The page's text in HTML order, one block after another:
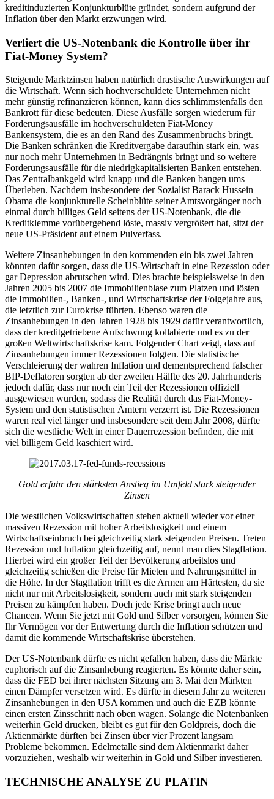
kreditinduzierten Konjunkturblüte gründet, sondern aufgrund der
Inflation über den Markt erzwungen wird.
Verliert die US-Notenbank die Kontrolle über ihr
Fiat-Money System?
Steigende Marktzinsen haben natürlich drastische Auswirkungen auf
die Wirtschaft. Wenn sich hochverschuldete Unternehmen nicht
mehr günstig refinanzieren können, kann dies schlimmstenfalls den
Bankrott für diese bedeuten. Diese Ausfälle sorgen wiederum für
Forderungsausfälle im hochverschuldeten Fiat-Money
Bankensystem, die es an den Rand des Zusammenbruchs bringt.
Die Banken schränken die Kreditvergabe daraufhin stark ein, was
nur noch mehr Unternehmen in Bedrängnis bringt und so weitere
Forderungsausfälle für die niedrigkapitalisierten Banken entstehen.
Das Zentralbankgeld wird knapp und die Banken bangen ums
Überleben. Nachdem insbesondere der Sozialist Barack Hussein
Obama die konjunkturelle Scheinblüte seiner Amtsvorgänger noch
einmal durch billiges Geld seitens der US-Notenbank, die die
Kreditklemme vorübergehend löste, massiv vergrößert hat, sitzt der
neue US-Präsident auf einem Pulverfass.
Weitere Zinsanhebungen in den kommenden ein bis zwei Jahren
könnten dafür sorgen, dass die US-Wirtschaft in eine Rezession oder
gar Depression abrutschen wird. Dies brachte beispielsweise in den
Jahren 2005 bis 2007 die Immobilienblase zum Platzen und lösten
die Immobilien-, Banken-, und Wirtschaftskrise der Folgejahre aus,
die letztlich zur Eurokrise führten. Ebenso waren die
Zinsanhebungen in den Jahren 1928 bis 1929 dafür verantwortlich,
dass der kreditgetriebene Aufschwung kollabierte und es zu der
großen Weltwirtschaftskrise kam. Folgender Chart zeigt, dass auf
Zinsanhebungen immer Rezessionen folgten. Die statistische
Verschleierung der wahren Inflation und dementsprechend falscher
BIP-Deflatoren sorgten ab der zweiten Hälfte des 20. Jahrhunderts
jedoch dafür, dass nur noch ein Teil der Rezessionen offiziell
ausgewiesen wurden, sodass die Realität durch das Fiat-Money-
System und den statistischen Ämtern verzerrt ist. Die Rezessionen
waren real viel länger und insbesondere seit dem Jahr 2008, dürfte
sich die westliche Welt in einer Dauerrezession befinden, die mit
viel billigem Geld kaschiert wird.
Gold erfuhr den stärksten Anstieg im Umfeld stark steigender
Zinsen
Die westlichen Volkswirtschaften stehen aktuell wieder vor einer
massiven Rezession mit hoher Arbeitslosigkeit und einem
Wirtschaftseinbruch bei gleichzeitig stark steigenden Preisen. Treten
Rezession und Inflation gleichzeitig auf, nennt man dies Stagflation.
Hierbei wird ein großer Teil der Bevölkerung arbeitslos und
gleichzeitig schießen die Preise für Mieten und Nahrungsmittel in
die Höhe. In der Stagflation trifft es die Armen am Härtesten, da sie
nicht nur mit Arbeitslosigkeit, sondern auch mit stark steigenden
Preisen zu kämpfen haben. Doch jede Krise bringt auch neue
Chancen. Wenn Sie jetzt mit Gold und Silber vorsorgen, können Sie
Ihr Vermögen vor der Entwertung durch die Inflation schützen und
damit die kommende Wirtschaftskrise überstehen.
Der US-Notenbank dürfte es nicht gefallen haben, dass die Märkte
euphorisch auf die Zinsanhebung reagierten. Es könnte daher sein,
dass die FED bei ihrer nächsten Sitzung am 3. Mai den Märkten
einen Dämpfer versetzen wird. Es dürfte in diesem Jahr zu weiteren
Zinsanhebungen in den USA kommen und auch die EZB könnte
einen ersten Zinsschritt nach oben wagen. Solange die Notenbanken
weiterhin Geld drucken, bleibt es gut für den Goldpreis, doch die
Aktienmärkte dürften bei Zinsen über vier Prozent langsam
Probleme bekommen. Edelmetalle sind dem Aktienmarkt daher
vorzuziehen, weshalb wir weiterhin in Gold und Silber investieren.
TECHNISCHE ANALYSE ZU PLATIN